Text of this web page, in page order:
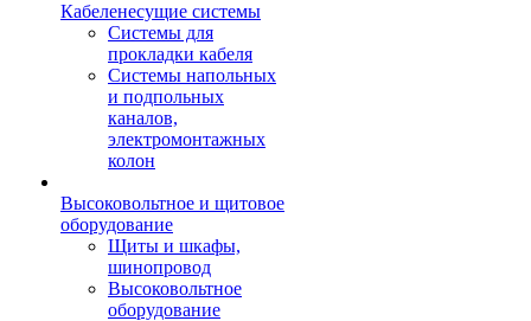
Кабеленесущие системы
Системы для
прокладки кабеля
Системы напольных
и подпольных
каналов,
электромонтажных
колон
Высоковольтное и щитовое
оборудование
Щиты и шкафы,
шинопровод
Высоковольтное
оборудование